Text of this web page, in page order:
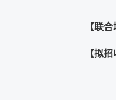
【联
【拟